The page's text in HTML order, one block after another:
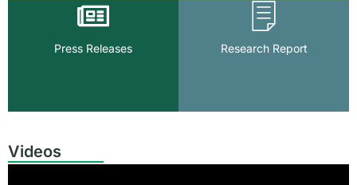
Press Releases Research Report
Videos